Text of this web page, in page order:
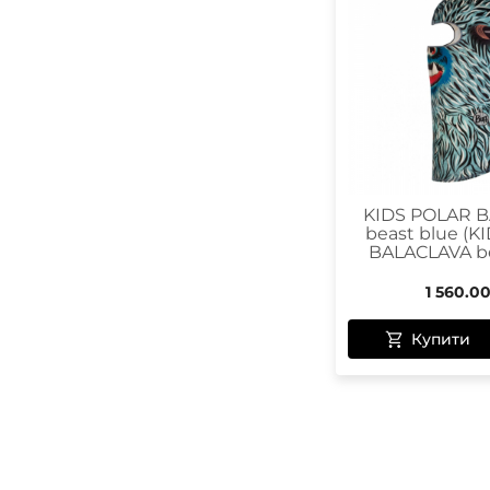
KIDS POLAR
beast blue
BALACLAVA
1 560.00
Купити